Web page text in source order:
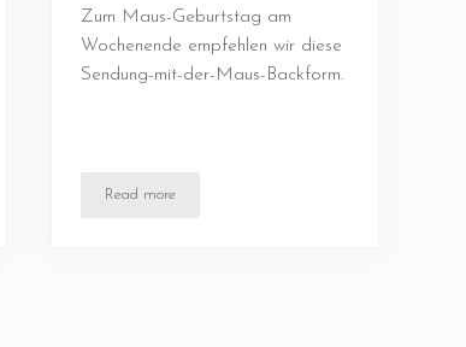
Zum Maus-Geburtstag am
Wochenende empfehlen wir diese
Sendung-mit-der-Maus-Backform.
Read moreSendung-mit-der-Maus-Backform